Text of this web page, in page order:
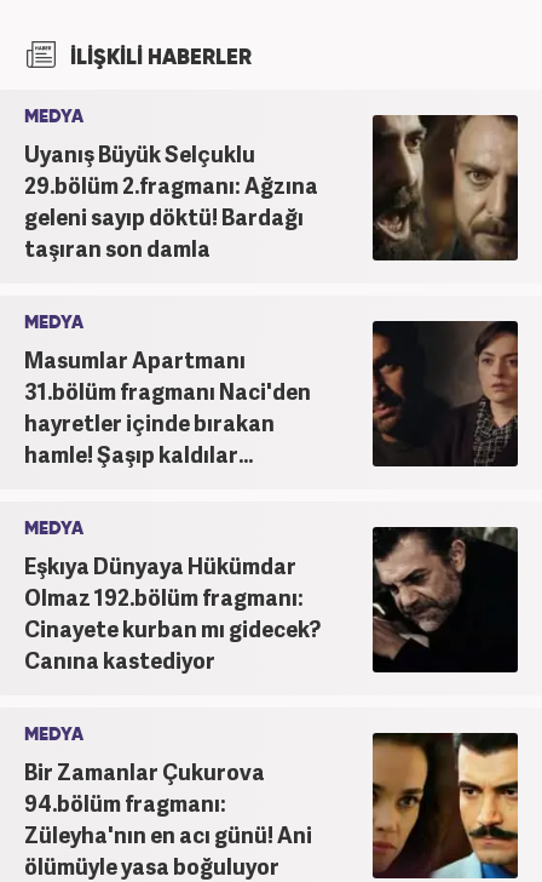
İLİŞKİLİ HABERLER
MEDYA
Uyanış Büyük Selçuklu
29.bölüm 2.fragmanı: Ağzına
geleni sayıp döktü! Bardağı
taşıran son damla
MEDYA
Masumlar Apartmanı
31.bölüm fragmanı Naci'den
hayretler içinde bırakan
hamle! Şaşıp kaldılar...
MEDYA
Eşkıya Dünyaya Hükümdar
Olmaz 192.bölüm fragmanı:
Cinayete kurban mı gidecek?
Canına kastediyor
MEDYA
Bir Zamanlar Çukurova
94.bölüm fragmanı:
Züleyha'nın en acı günü! Ani
ölümüyle yasa boğuluyor